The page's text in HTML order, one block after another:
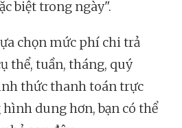
biệt trong ngày".
chọn mức phí chi trả
thể, tuần, tháng, quý
thức thanh toán trực
hình dung hơn, bạn có thể